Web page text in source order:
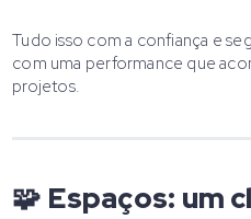
Tudo isso com a confiança e
com uma performance que
projetos.
🧩 Espaços: um